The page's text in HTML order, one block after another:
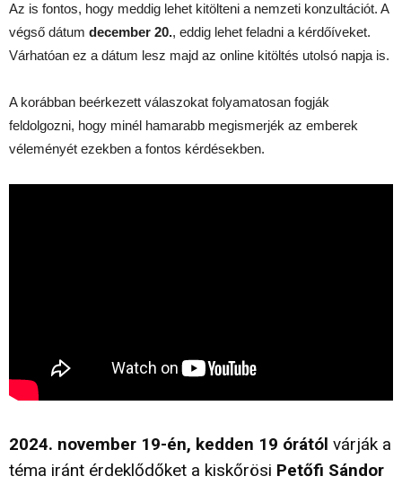
Az is fontos, hogy meddig lehet kitölteni a nemzeti konzultációt. A
végső dátum december 20., eddig lehet feladni a kérdőíveket.
Várhatóan ez a dátum lesz majd az online kitöltés utolsó napja is.
A korábban beérkezett válaszokat folyamatosan fogják
feldolgozni, hogy minél hamarabb megismerjék az emberek
véleményét ezekben a fontos kérdésekben.
2024. november 19-én, kedden 19 órától várják a
téma iránt érdeklődőket a kiskőrösi Petőfi Sándor